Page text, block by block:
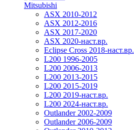
Mitsubishi
ASX 2010-2012
ASX 2012-2016
ASX 2017-2020
ASX 2020-наст.вр.
Eclipse Cross 2018-наст.вр.
L200 1996-2005
L200 2006-2013
L200 2013-2015
L200 2015-2019
L200 2019-наст.вр.
L200 2024-наст.вр.
Outlander 2002-2009
Outlander 2006-2009